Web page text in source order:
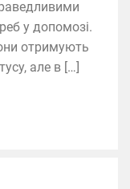
у допомозі.
отримують
але в […]